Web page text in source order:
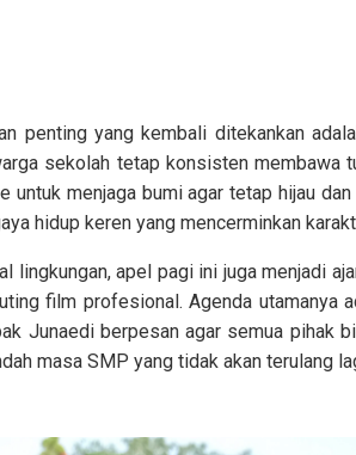
penting yang kembali ditekankan
sekolah tetap konsisten membawa
untuk menjaga bumi agar tetap hijau
hidup keren yang mencerminkan
lingkungan, apel pagi ini juga menjadi
film profesional. Agenda utamanya
Junaedi berpesan agar semua pihak
masa SMP yang tidak akan terulang